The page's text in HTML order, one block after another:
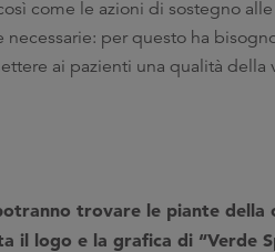
come le azioni di sostegno
per questo ha
ai pazienti una qualità della
trovare le piante della
il logo e la grafica di “Verde